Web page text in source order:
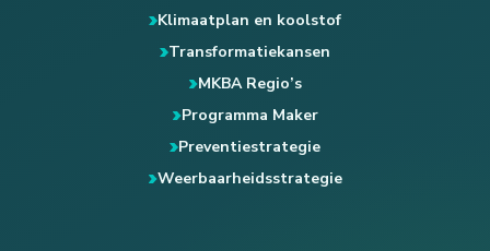
Klimaatplan en koolstof
Transformatiekansen
MKBA Regio’s
Programma Maker
Preventiestrategie
Weerbaarheidsstrategie